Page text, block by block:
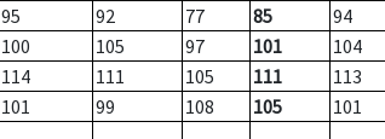
95 92 77 85
94
100 105 97 101
104
114 111 105 111
113
101 99 108 105
101